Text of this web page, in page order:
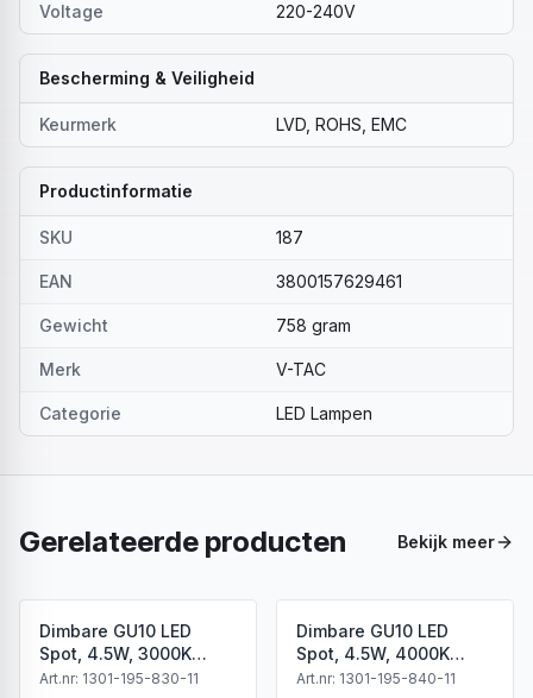
Voltage 220-240V
Bescherming & Veiligheid
Keurmerk LVD, ROHS, EMC
Productinformatie
SKU 187
EAN 3800157629461
Gewicht 758 gram
Merk V-TAC
Categorie LED Lampen
Gerelateerde producten Bekijk meer
Dimbare GU10 LED
Spot, 4.5W, 3000K
Warm Wit, IP20
Art.nr: 1301-195-830-11
Dimbare GU10 LED
Spot, 4.5W, 4000K
Neutraal Wit, IP20
Art.nr: 1301-195-840-11